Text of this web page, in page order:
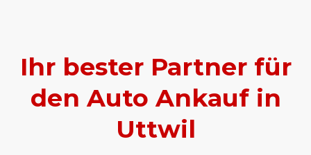
Ihr bester Partner für
den Auto Ankauf in
Uttwil